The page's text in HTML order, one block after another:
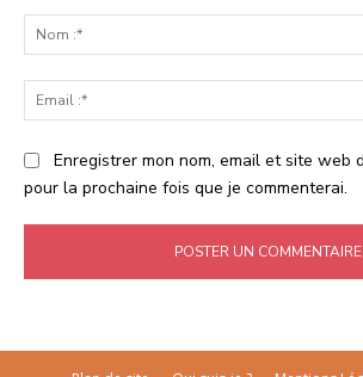
Enregistrer mon nom, email et site web
pour la prochaine fois que je commenterai.